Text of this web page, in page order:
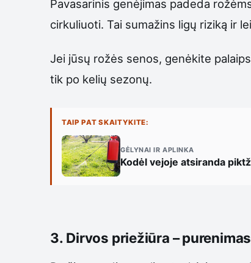
Pavasarinis genėjimas padeda
cirkuliuoti. Tai sumažins ligų riziką ir
Jei jūsų rožės senos, genėkite
tik po kelių sezonų.
TAIP PAT SKAITYKITE:
GĖLYNAI IR APLINKA
Kodėl vejoje atsiranda
3. Dirvos priežiūra –